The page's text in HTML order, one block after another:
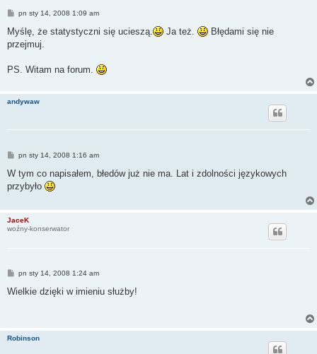
P
s
t
pn sty 14, 2008 1:09 am
Myślę, że statystyczni się ucieszą. Ja też.
Błędami się nie
przejmuj.
PS. Witam na forum.
andywaw
P
s
pn sty 14, 2008 1:16 am
W tym co napisałem, błedów już nie ma. Lat i zdolności językowych
przybyło
JaceK
woźny-konserwator
P
s
pn sty 14, 2008 1:24 am
Wielkie dzięki w imieniu służby!
Robinson